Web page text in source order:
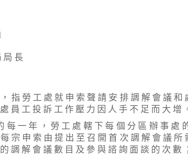
局 長
勞 工 處 就 申 索 聲 請 安 排 調 解 會 議 和
員 工 投 訴 工 作 壓 力 因 人 手 不 足 而 大 增
每 一 年 ， 勞 工 處 轄 下 每 個 分 區 辦 事
宗 申 索 由 提 出 至 召 開 首 次 調 解 會 議
調 解 會 議 數 目 及 參 與 諮 詢 面 談 的 次 數